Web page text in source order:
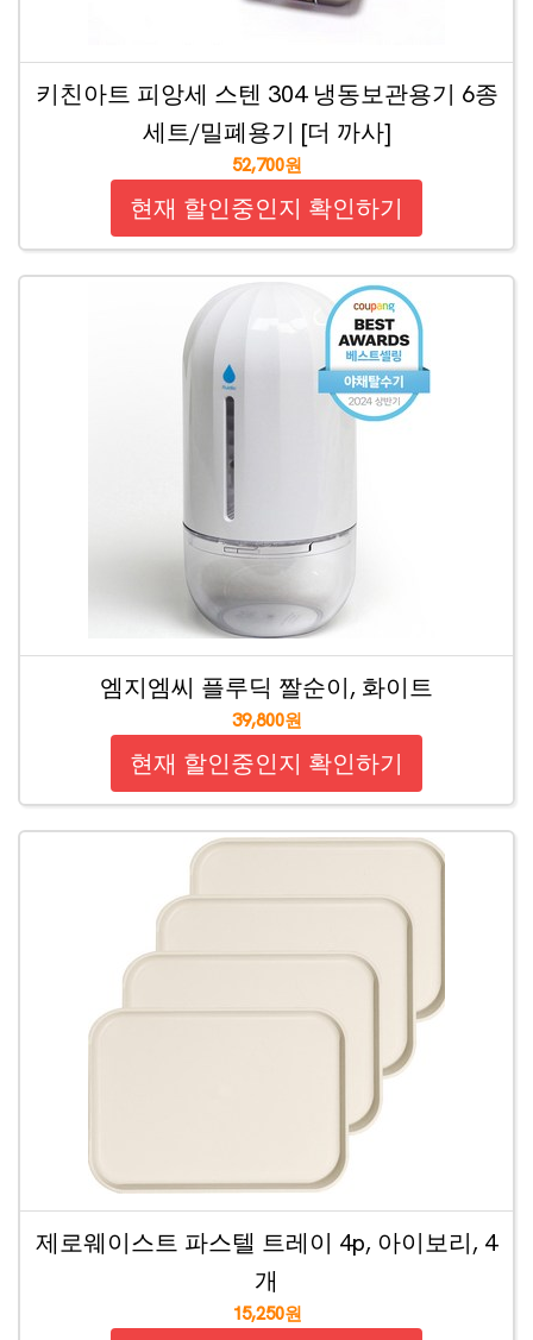
키친아트 피앙세 스텐 304 냉동보관용기 6종
세트/밀폐용기 [더 까사]
52,700원
현재 할인중인지 확인하기
엠지엠씨 플루딕 짤순이, 화이트
39,800원
현재 할인중인지 확인하기
제로웨이스트 파스텔 트레이 4p, 아이보리, 4
개
15,250원